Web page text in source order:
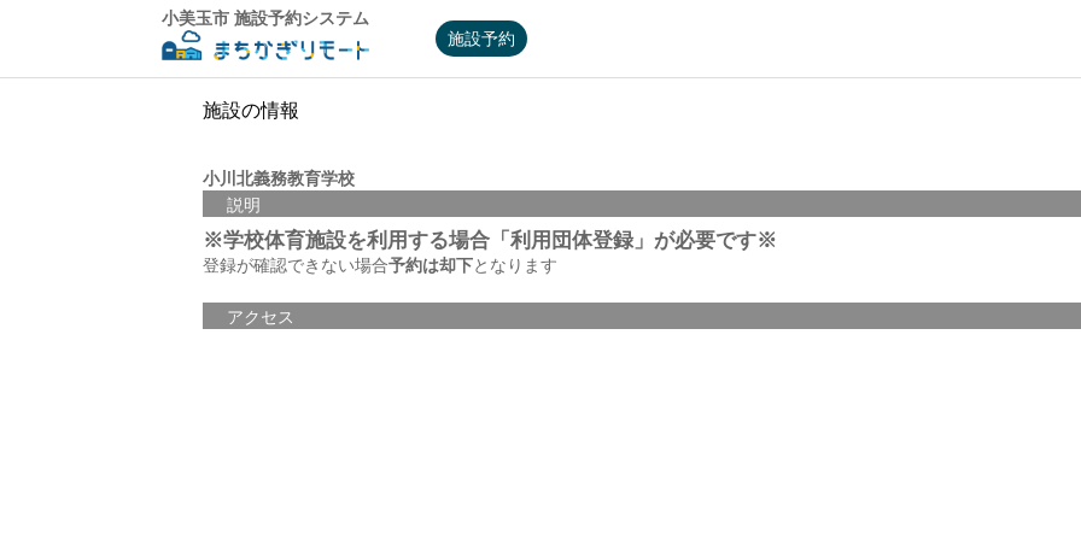
小美玉市 施設予約システム
施設予約
施設の情報
小川北義務教育学校
説明
※学校体育施設を利用する場合「利用団体登録」が必要です※
登録が確認できない場合予約は却下となります
アクセス